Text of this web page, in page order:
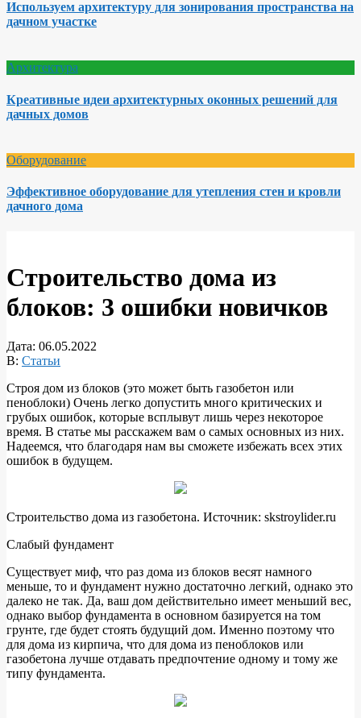
Используем архитектуру для зонирования пространства на
дачном участке
Архитектура
Креативные идеи архитектурных оконных решений для
дачных домов
Оборудование
Эффективное оборудование для утепления стен и кровли
дачного дома
Строительство дома из
блоков: 3 ошибки новичков
Дата: 06.05.2022
В: Статьи
Строя дом из блоков (это может быть газобетон или
пеноблоки) Очень легко допустить много критических и
грубых ошибок, которые всплывут лишь через некоторое
время. В статье мы расскажем вам о самых основных из них.
Надеемся, что благодаря нам вы сможете избежать всех этих
ошибок в будущем.
Строительство дома из газобетона. Источник: skstroylider.ru
Слабый фундамент
Существует миф, что раз дома из блоков весят намного
меньше, то и фундамент нужно достаточно легкий, однако это
далеко не так. Да, ваш дом действительно имеет меньший вес,
однако выбор фундамента в основном базируется на том
грунте, где будет стоять будущий дом. Именно поэтому что
для дома из кирпича, что для дома из пеноблоков или
газобетона лучше отдавать предпочтение одному и тому же
типу фундамента.